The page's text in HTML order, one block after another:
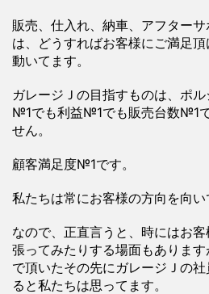
販売、仕入れ、納車、アフター
は、どうすればお客様にご満足
動いてます。
ガレージＪの目指すものは、ポ
№1でも利益№1でも販売台数№1
せん。
顧客満足度№1です。
私たちは常にお客様の方向を向い
なので、正直言うと、時にはお
張ってみたりする場面もありま
で頂いたその先にガレージＪの
ると私たちは思ってます。